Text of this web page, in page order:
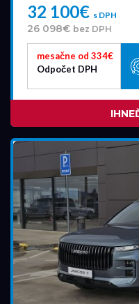
32 100€ s DPH
26 098€ bez DPH
mesačne od 334€
Odpočet DPH